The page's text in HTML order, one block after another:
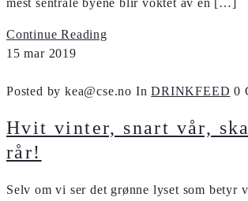
Continue Reading
15 mar 2019
Posted by kea@cse.no InDRINKFEED 0
Hvit vinter, snart vår,
rår!
Selv om vi ser det grønne lyset som betyr